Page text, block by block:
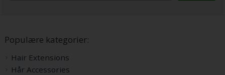
Populære kategorier:
Hair Extensions
Hår Accessories